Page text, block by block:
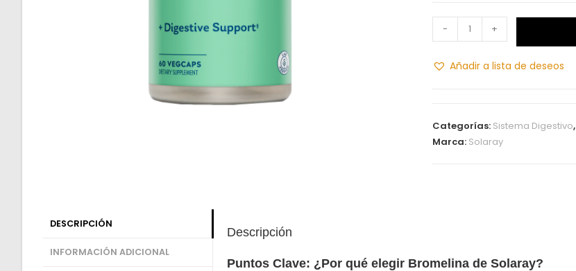
- +
Añadir a lista de deseos
Categorías: Sistema Digestivo,
Marca: Solaray
DESCRIPCIÓN
INFORMACIÓN ADICIONAL
Descripción
Puntos Clave: ¿Por qué elegir Bromelina de Solaray?